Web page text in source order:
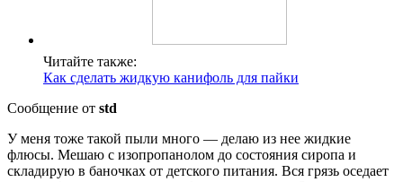
Читайте также:
Как сделать жидкую канифоль для пайки
Сообщение от std
У меня тоже такой пыли много — делаю из нее жидкие
флюсы. Мешаю с изопропанолом до состояния сиропа и
складирую в баночках от детского питания. Вся грязь оседает